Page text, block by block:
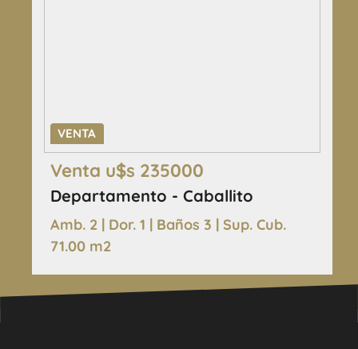
VENTA
Venta u$s 235000
Departamento - Caballito
Amb. 2 | Dor. 1 | Baños 3 | Sup. Cub.
71.00 m2